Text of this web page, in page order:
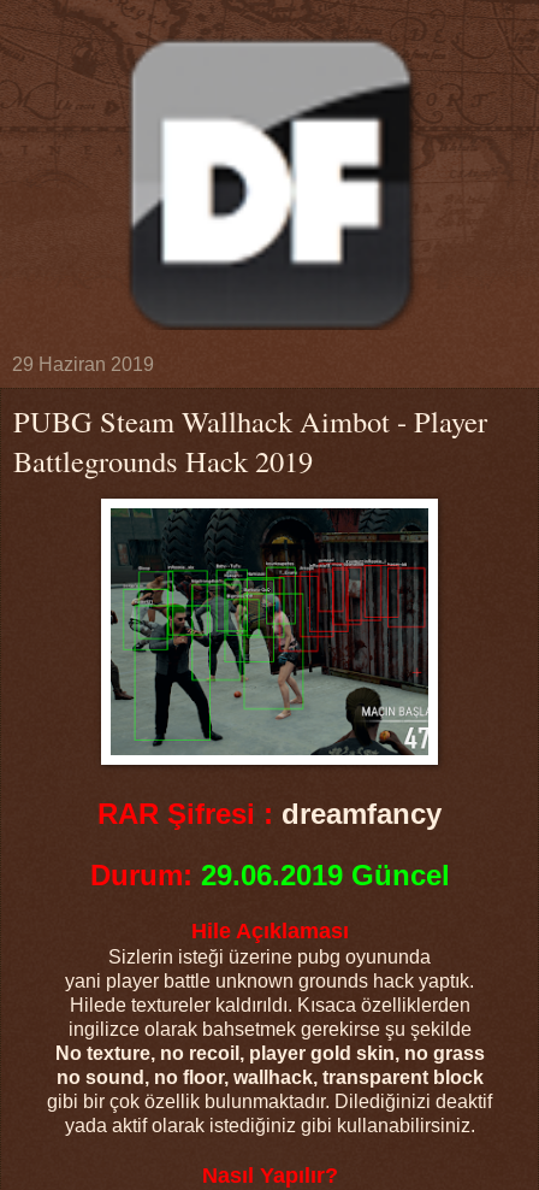
29 Haziran 2019
PUBG Steam Wallhack Aimbot - Player
Battlegrounds Hack 2019
RAR Şifresi : dreamfancy
Durum: 29.06.2019 Güncel
Hile Açıklaması
Sizlerin isteği üzerine pubg oyununda
yani player battle unknown grounds hack yaptık.
Hilede textureler kaldırıldı. Kısaca özelliklerden
ingilizce olarak bahsetmek gerekirse şu şekilde
No texture, no recoil, player gold skin, no grass
no sound, no floor, wallhack, transparent block
gibi bir çok özellik bulunmaktadır. Dilediğinizi deaktif
yada aktif olarak istediğiniz gibi kullanabilirsiniz.
Nasıl Yapılır?